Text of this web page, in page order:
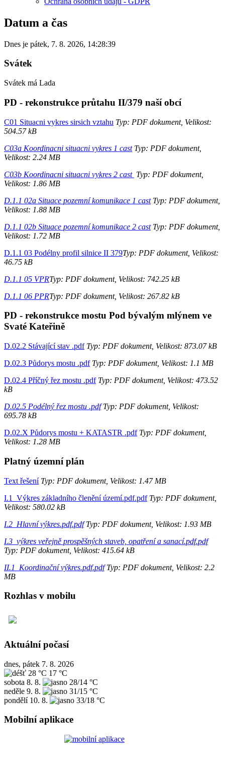
Datum a čas
Dnes je pátek, 7. 8. 2026, 14:28:39
Svátek
Svátek má Lada
PD - rekonstrukce průtahu II/379 naší obcí
C01 Situacni vykres sirsich vztahu Typ: PDF dokument, Velikost:
504.57 kB
C03a Koordinacni situacni vykres 1 castTyp: PDF dokument,
Velikost: 2.24 MB
C03b Koordinacni situacni vykres 2 cast Typ: PDF dokument,
Velikost: 1.86 MB
D.1.1 02a Situace pozemní komunikace 1 castTyp: PDF dokument,
Velikost: 1.88 MB
D.1.1 02b Situace pozemní komunikace 2 castTyp: PDF dokument,
Velikost: 1.72 MB
D.1.1 03 Podélny profil silnice II 379Typ: PDF dokument, Velikost:
46.75 kB
D.1.1 05 VPRTyp: PDF dokument, Velikost: 742.25 kB
D.1.1 06 PPRTyp: PDF dokument, Velikost: 267.82 kB
PD - rekonstrukce mostu Pod bývalým mlýnem ve
Svaté Kateřině
D.02.2 Stávající stav .pdfTyp: PDF dokument, Velikost: 873.07 kB
D.02.3 Půdorys mostu .pdfTyp: PDF dokument, Velikost: 1.1 MB
D.02.4 Příčný řez mostu .pdfTyp: PDF dokument, Velikost: 473.52
kB
D.02.5 Podélný řez mostu .pdfTyp: PDF dokument, Velikost:
695.78 kB
D.02.X Půdorys mostu + KATASTR .pdfTyp: PDF dokument,
Velikost: 1.28 MB
Platný územní plán
Text řešeníTyp: PDF dokument, Velikost: 1.47 MB
I.1_Výkres základního členění území.pdf.pdfTyp: PDF dokument,
Velikost: 580.02 kB
I.2_Hlavní výkres.pdf.pdfTyp: PDF dokument, Velikost: 1.93 MB
I.3_výkres veřejně prospěšných staveb, opatření a sanací.pdf.pdf
Typ: PDF dokument, Velikost: 415.64 kB
II.1_Koordinační výkres.pdf.pdfTyp: PDF dokument, Velikost: 2.2
MB
Rozhlas v mobilu
Aktuální počasí
dnes, pátek 7. 8. 2026
28 °C 17 °C
sobota 8. 8.
28/14 °C
neděle 9. 8.
31/15 °C
pondělí 10. 8. 33/18 °C
Mobilní aplikace